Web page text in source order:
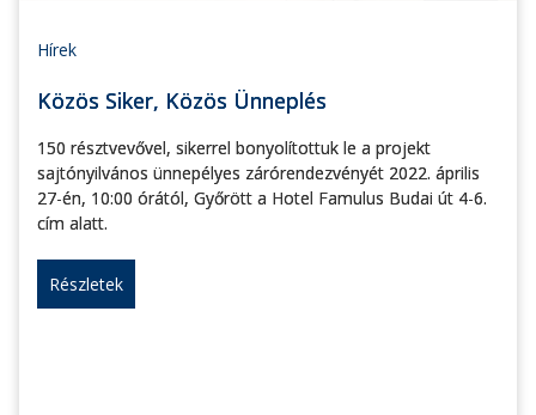
Hírek
Közös Siker, Közös Ünneplés
150 résztvevővel, sikerrel bonyolítottuk le a projekt
sajtónyilvános ünnepélyes zárórendezvényét 2022. április
27-én, 10:00 órától, Győrött a Hotel Famulus Budai út 4-6.
cím alatt.
Részletek